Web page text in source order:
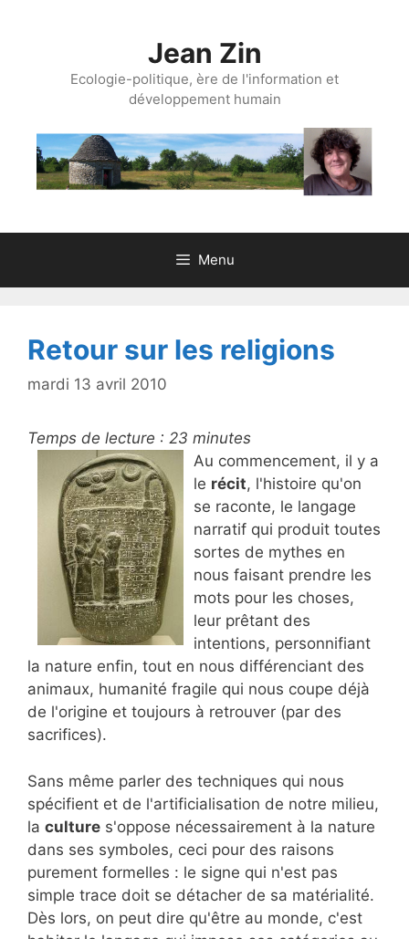
Jean Zin
Ecologie-politique, ère de l'information et
développement humain
Menu
Retour sur les religions
mardi 13 avril 2010
Temps de lecture : 23 minutes
Au commencement, il y a
le récit, l'histoire qu'on
se raconte, le langage
narratif qui produit toutes
sortes de mythes en
nous faisant prendre les
mots pour les choses,
leur prêtant des
intentions, personnifiant
la nature enfin, tout en nous différenciant des
animaux, humanité fragile qui nous coupe déjà
de l'origine et toujours à retrouver (par des
sacrifices).
Sans même parler des techniques qui nous
spécifient et de l'artificialisation de notre milieu,
la culture s'oppose nécessairement à la nature
dans ses symboles, ceci pour des raisons
purement formelles : le signe qui n'est pas
simple trace doit se détacher de sa matérialité.
Dès lors, on peut dire qu'être au monde, c'est